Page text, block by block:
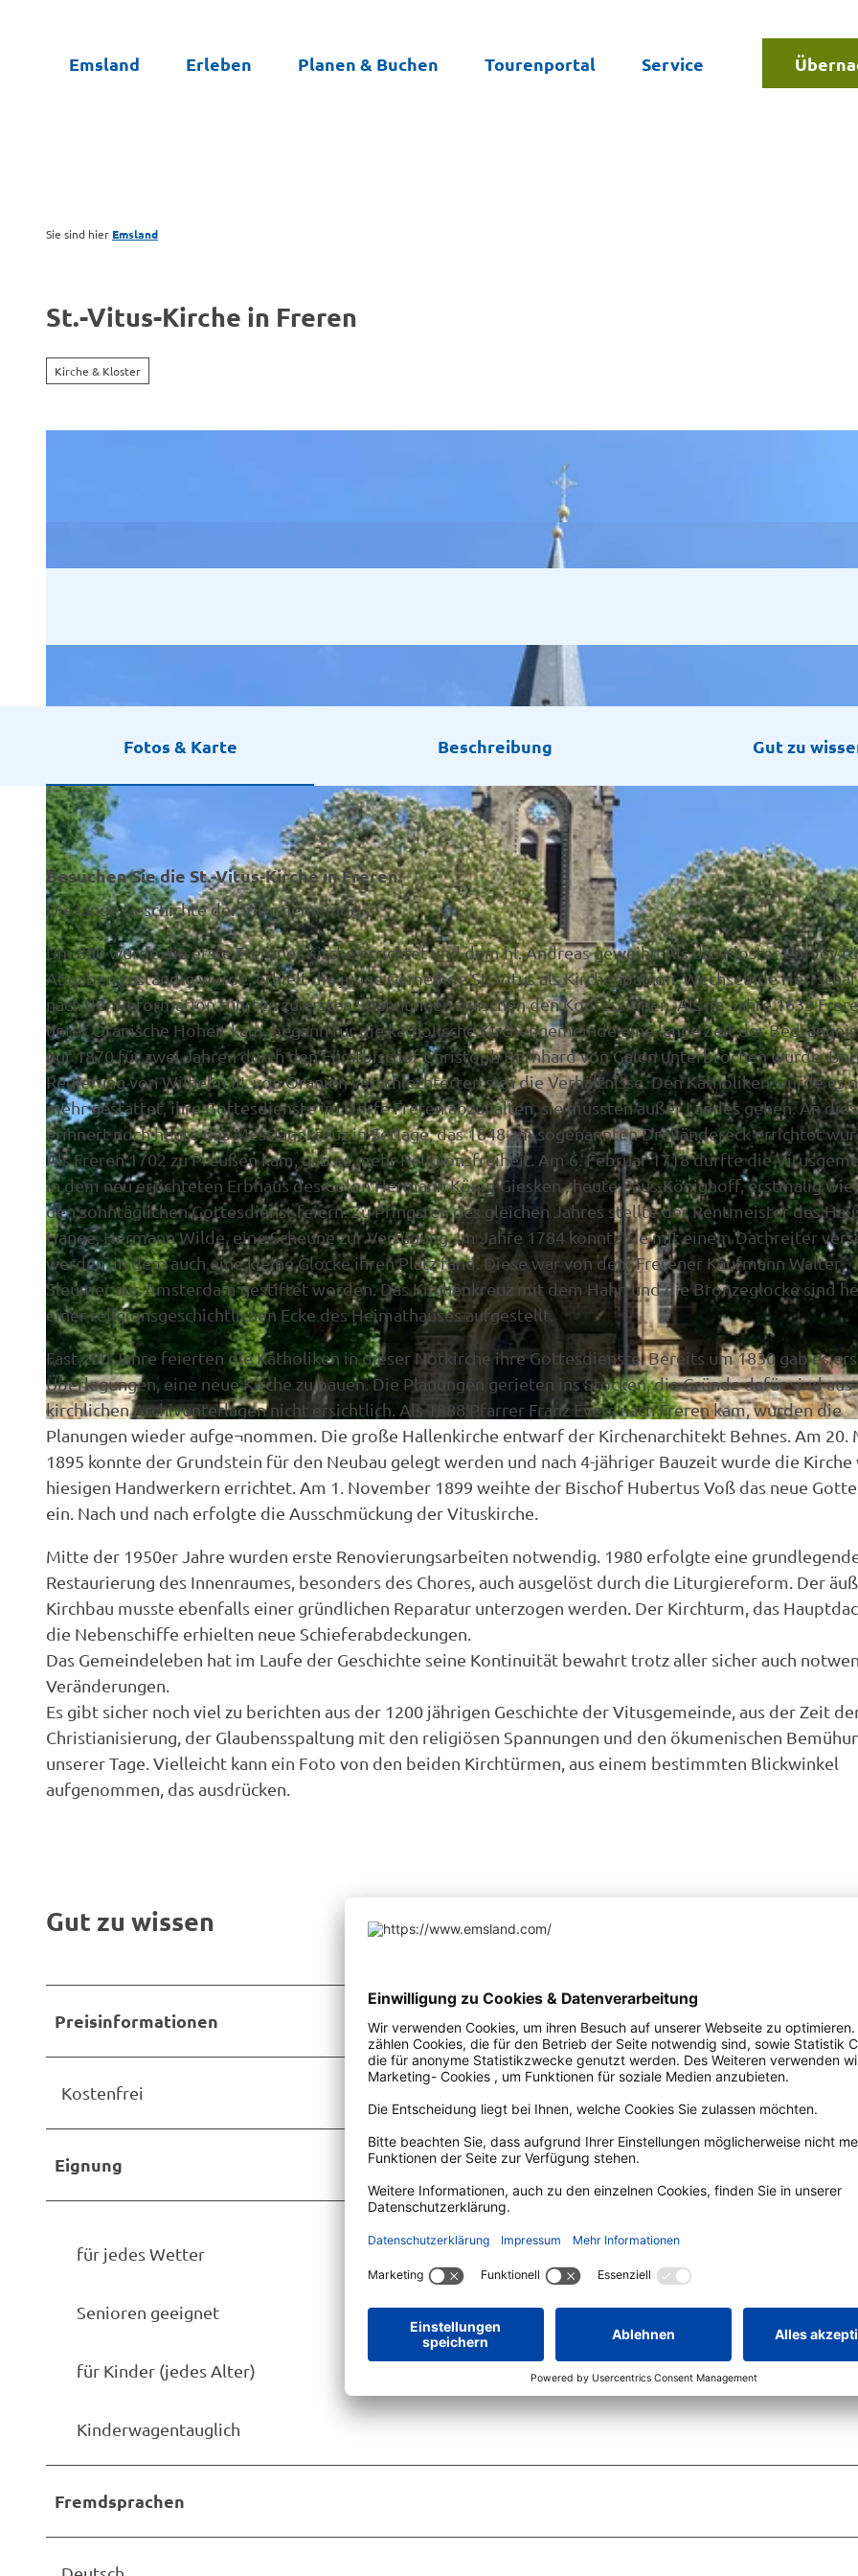
Emsland Erleben Planen & Buchen Tourenportal Service
Sie sind hier Emsland
St.-Vitus-Kirche in Freren
Kirche & Kloster
© Samtgemeinde Freren
© Samtgemeinde Freren | CC-BY-NC-ND
Fotos & Karte Beschreibung Gut zu
Besuchen Sie die St.-Vitus-Kirche in Freren.
Die lange Geschichte der Vitusgemeinde
Um 800 wurde die erste Frerener Kirche errichtet und dem hl. Andreas geweiht. Als das Kloster Corvey
Abgaben zuständig wurde, erhielt die junge Gemeinde St. Vitus als Kirchenpatron. Wechselnde
nach der Reformation führten zu ersten Spannungen zwischen den Konfessionen. Als im Jahre 1633
unter Oranische Hoheit kam, begann für die katholische Kirchengemeinde eine lange Zeit der
nur 1870 für zwei Jahren durch den Fürstbischof Christoph Bernhard von Galen unterbrochen wurde.
Regierung von Wilhelm III. von Oranien verschlechterten sich die Verhältnisse. Den Katholiken wurde es
mehr gestattet, ihre Gottesdienste im Dorfe Freren abzuhalten, sie mussten außer Landes gehen. An
erinnert noch heute das Messlagekreuz in Setlage, das 1848 am sogenannten Dreiländereck errichtet
Als Freren 1702 zu Preußen kam, gab es mehr Religionsfreiheit. Am 6. Februar 1718 durfte die
in dem neu errichteten Erbhaus des Colon Hermann König-Giesken , heute Paus-Könighoff, erstmalig
den sonntäglichen Gottesdienst feiern. Zu Pfingsten des gleichen Jahres stellte der Rentmeister des
Hange, Hermann Wilde, eine Scheune zur Verfügung. Im Jahre 1784 konnte sie mit einem Dachreiter
werden, in dem auch eine kleine Glocke ihren Platz fand. Diese war von dem Frerener Kaufmann Walter
Sleumer aus Amsterdam gestiftet worden. Das Kirchenkreuz mit dem Hahn und die Bronzeglocke sind
einer religionsgeschichtlichen Ecke des Heimathauses aufgestellt.
Fast 200 Jahre feierten die Katholiken in dieser Notkirche ihre Gottesdienste. Bereits um 1830 gab es
Überlegungen, eine neue Kirche zu bauen. Die Planungen gerieten ins Stocken, die Gründe dafür sind aus
kirchlichen Archivunterlagen nicht ersichtlich. Als 1888 Pfarrer Franz Evers nach Freren kam, wurden die
Planungen wieder aufge¬nommen. Die große Hallenkirche entwarf der Kirchenarchitekt Behnes. Am 20.
1895 konnte der Grundstein für den Neubau gelegt werden und nach 4-jähriger Bauzeit wurde die Kirche
hiesigen Handwerkern errichtet. Am 1. November 1899 weihte der Bischof Hubertus Voß das neue
ein. Nach und nach erfolgte die Ausschmückung der Vituskirche.
Mitte der 1950er Jahre wurden erste Renovierungsarbeiten notwendig. 1980 erfolgte eine
Restaurierung des Innenraumes, besonders des Chores, auch ausgelöst durch die Liturgiereform. Der
Kirchbau musste ebenfalls einer gründlichen Reparatur unterzogen werden. Der Kirchturm, das
die Nebenschiffe erhielten neue Schieferabdeckungen.
Das Gemeindeleben hat im Laufe der Geschichte seine Kontinuität bewahrt trotz aller sicher auch
Veränderungen.
Es gibt sicher noch viel zu berichten aus der 1200 jährigen Geschichte der Vitusgemeinde, aus der Zeit
Christianisierung, der Glaubensspaltung mit den religiösen Spannungen und den ökumenischen
unserer Tage. Vielleicht kann ein Foto von den beiden Kirchtürmen, aus einem bestimmten Blickwinkel
aufgenommen, das ausdrücken.
Gut zu wissen
Preisinformationen
Kostenfrei
Eignung
für jedes Wetter
Senioren geeignet
für Kinder (jedes Alter)
Kinderwagentauglich
Fremdsprachen